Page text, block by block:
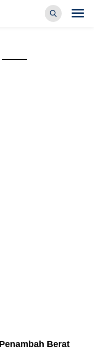
Berat